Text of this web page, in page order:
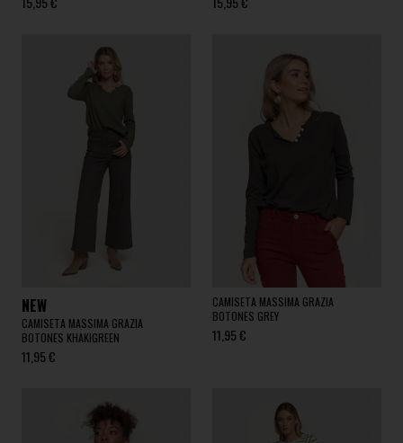
NEW
CAMISETA MASSIMA GRAZIA
BOTONES KHAKIGREEN
11,95 €
CAMISETA MASSIMA GRAZIA
BOTONES GREY
11,95 €